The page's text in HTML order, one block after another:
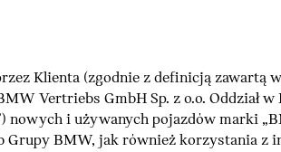
Klienta (zgodnie z definicją
Vertriebs GmbH Sp. z o.o. Oddział
i używanych pojazdów marki
BMW, jak również korzystania z